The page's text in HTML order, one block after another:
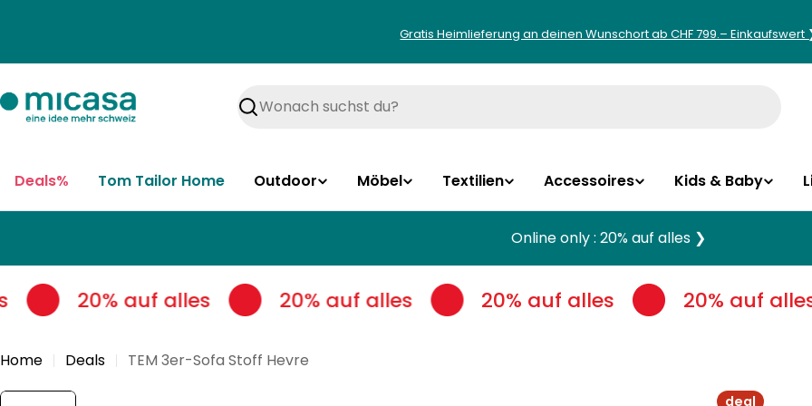
Gratis Heimlieferung an deinen Wunschort ab CHF 799.– Einkaufswert
Suchen
Deals% Tom Tailor Home Outdoor Möbel Textilien Accessoires Kids & Baby
Online only : 20% auf alles ❯
20% auf alles 20% auf alles 20% auf alles 20% auf alles
Home Deals TEM 3er-Sofa Stoff Hevre
deal